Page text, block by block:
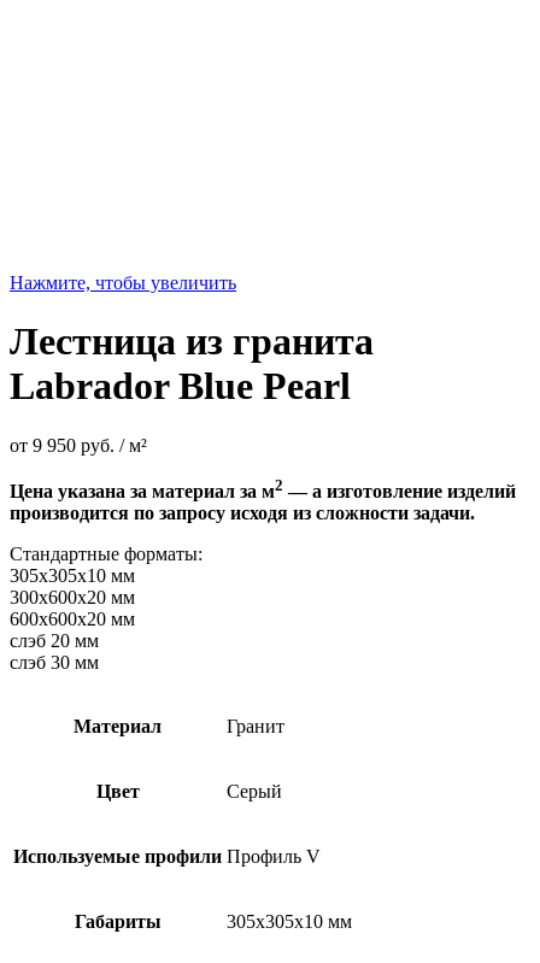
Нажмите, чтобы увеличить
Лестница из гранита
Labrador Blue Pearl
от 9 950 руб. / м²
Цена указана за материал за м2 — а изготовление изделий
производится по запросу исходя из сложности задачи.
Стандартные форматы:
305х305х10 мм
300х600х20 мм
600х600х20 мм
слэб 20 мм
слэб 30 мм
Материал Гранит
Цвет Серый
Используемые профили Профиль V
Габариты 305х305х10 мм